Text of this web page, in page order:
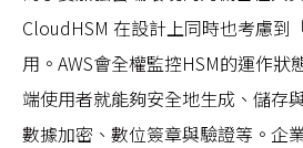
CloudHSM 在設計上同時也考慮到
用。AWS會全權監控HSM的運作狀
端使用者就能夠安全地生成、儲存
數據加密、數位簽章與驗證等。企